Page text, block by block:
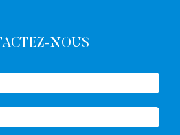
NOUS